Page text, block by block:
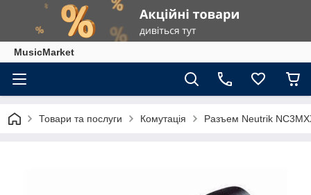
MusicMarket
Товари та послуги Комутація Разъем Neutrik